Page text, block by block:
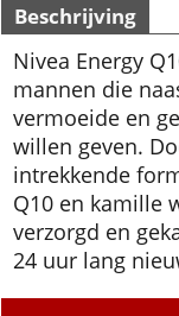
Beschrijving
Nivea Energy
mannen die
vermoeide en
willen geven.
intrekkende
Q10 en kamille
verzorgd en
24 uur lang